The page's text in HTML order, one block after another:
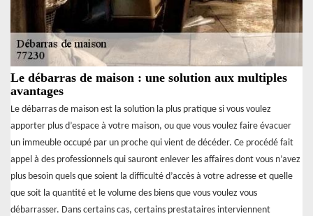
Le débarras de maison : une solution aux multiples
avantages
Le débarras de maison est la solution la plus pratique si vous voulez
apporter plus d’espace à votre maison, ou que vous voulez faire évacuer
un immeuble occupé par un proche qui vient de décéder. Ce procédé fait
appel à des professionnels qui sauront enlever les affaires dont vous n’avez
plus besoin quels que soient la difficulté d’accès à votre adresse et quelle
que soit la quantité et le volume des biens que vous voulez vous
débarrasser. Dans certains cas, certains prestataires interviennent